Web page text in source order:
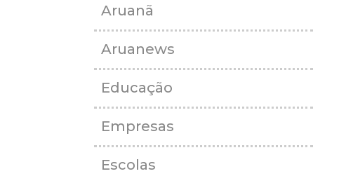
Aruanã
Aruanews
Educação
Empresas
Escolas